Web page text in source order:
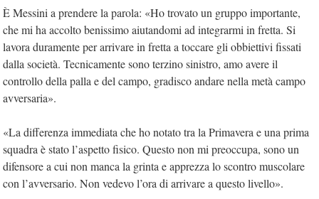
È Messini a prendere la parola: «Ho trovato un gruppo importante,
che mi ha accolto benissimo aiutandomi ad integrarmi in fretta. Si
lavora duramente per arrivare in fretta a toccare gli obbiettivi fissati
dalla società. Tecnicamente sono terzino sinistro, amo avere il
controllo della palla e del campo, gradisco andare nella metà campo
avversaria».
«La differenza immediata che ho notato tra la Primavera e una prima
squadra è stato l’aspetto fisico. Questo non mi preoccupa, sono un
difensore a cui non manca la grinta e apprezza lo scontro muscolare
con l’avversario. Non vedevo l’ora di arrivare a questo livello».